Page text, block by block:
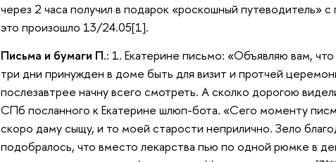
через 2 часа получил в подарок «роскошный путеводитель»
это произошло 13/24.05[1].
Письма и бумаги П.: 1. Екатерине письмо: «Объявляю вам,
три дни принужден в доме быть для визит и протчей
послезавтрее начну всего смотреть. А сколко дорогою
СПб посланного к Екатерине шлюп-бота. «Сего моменту
скоро даму сыщу, и то моей старости неприлично. Зело
подобралось, что вместо лекарства пью по одной рюмке в